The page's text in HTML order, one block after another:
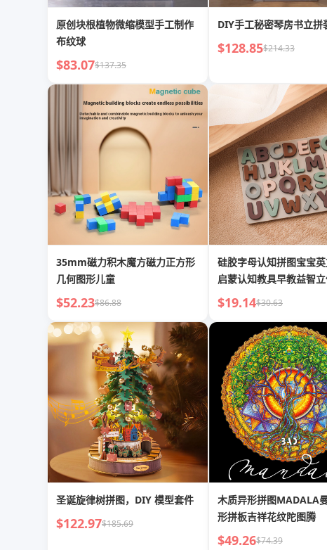
原创块根植物微缩模型手工制作
布纹球
$83.07$137.35
DIY手工秘密琴房书立拼
$128.85$214.33
35mm磁力积木魔方磁力正方形
几何图形儿童
$52.23$86.88
硅胶字母认知拼图宝宝
启蒙认知教具早教益智立
拼图
$19.14$30.63
圣诞旋律树拼图，DIY 模型套件
$122.97$185.69
木质异形拼图MADALA
形拼板吉祥花纹陀图腾
$49.26$74.39